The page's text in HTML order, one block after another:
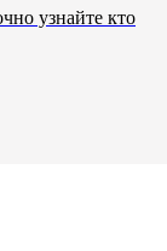
узнайте кто